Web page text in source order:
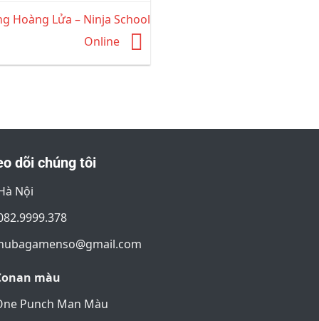
Hoàng Lửa – Ninja School
Online
dõi chúng tôi
Nội
màu
Punch Man Màu